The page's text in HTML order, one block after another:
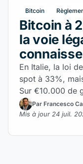
Bitcoin
Bitcoin à
la voie
En Italie, la loi
spot à 33%,
Sur €10.000 de
Par Francesco
Mis à jour 24 juil.